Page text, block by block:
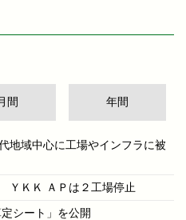
間 年間
域中心に工場やインフラに被
ＫＫ ＡＰは２工場停止
シート」を公開